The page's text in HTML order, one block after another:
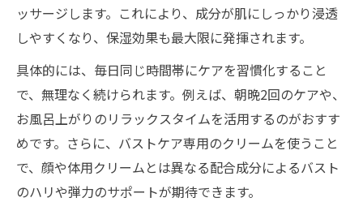
マッサージとバストアップクリームのベス
トな組み合わせ術
美バスト習慣
バストアップクリームとナイトブラ活用の
相乗効果に注目
バストケアをサロンとバストアップクリー
ムで強化するコツ
ッサージします。これにより、成分が肌にしっかり浸透
しやすくなり、保湿効果も最大限に発揮されます。
具体的には、毎日同じ時間帯にケアを習慣化すること
で、無理なく続けられます。例えば、朝晩2回のケアや、
お風呂上がりのリラックスタイムを活用するのがおすす
めです。さらに、バストケア専用のクリームを使うこと
で、顔や体用クリームとは異なる配合成分によるバスト
のハリや弾力のサポートが期待できます。